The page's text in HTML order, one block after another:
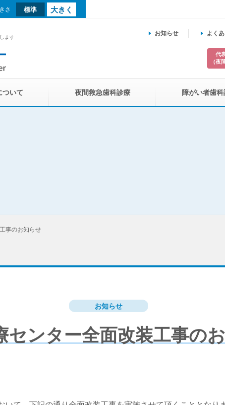
さ 標準 大きく
ついて 夜間救急歯科診療 障がい者歯
ます
お知らせ よく
代
（夜
事のお知らせ
お知らせ
センター全面改装工事の